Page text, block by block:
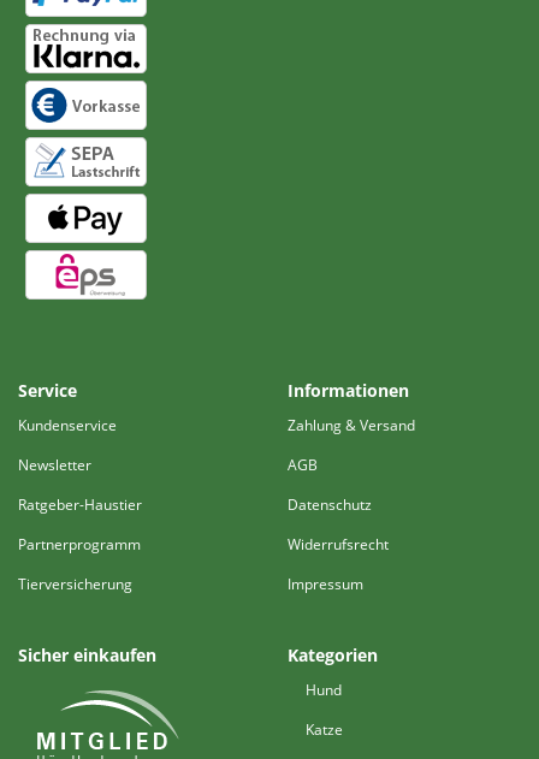
Service
Kundenservice
Newsletter
Ratgeber-Haustier
Partnerprogramm
Tierversicherung
Informationen
Zahlung & Versand
AGB
Datenschutz
Widerrufsrecht
Impressum
Sicher einkaufen Kategorien
Hund
Katze